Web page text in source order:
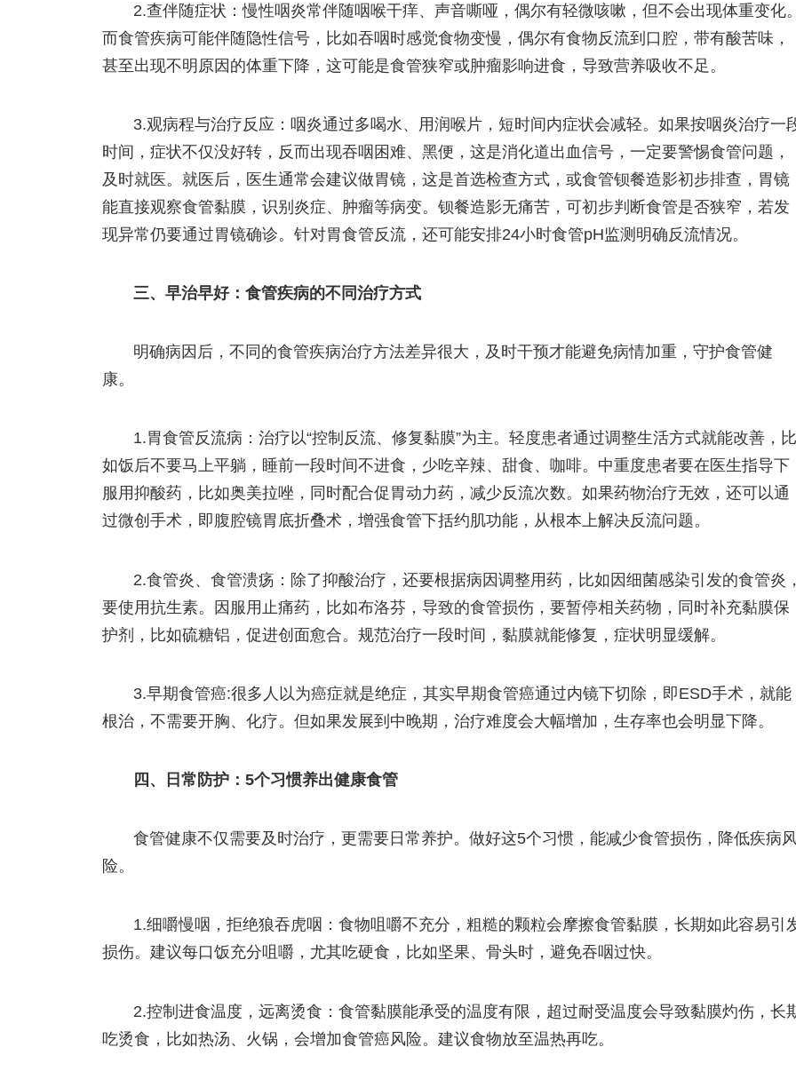
2.查伴随症状：慢性咽炎常伴随咽喉干痒、声音嘶哑，偶尔有轻微咳嗽，但不会出现体重变化
而食管疾病可能伴随隐性信号，比如吞咽时感觉食物变慢，偶尔有食物反流到口腔，带有酸苦味，
甚至出现不明原因的体重下降，这可能是食管狭窄或肿瘤影响进食，导致营养吸收不足。
3.观病程与治疗反应：咽炎通过多喝水、用润喉片，短时间内症状会减轻。如果按咽炎治疗一
时间，症状不仅没好转，反而出现吞咽困难、黑便，这是消化道出血信号，一定要警惕食管问题，
及时就医。就医后，医生通常会建议做胃镜，这是首选检查方式，或食管钡餐造影初步排查，胃镜
能直接观察食管黏膜，识别炎症、肿瘤等病变。钡餐造影无痛苦，可初步判断食管是否狭窄，若发
现异常仍要通过胃镜确诊。针对胃食管反流，还可能安排24小时食管pH监测明确反流情况。
三、早治早好：食管疾病的不同治疗方式
明确病因后，不同的食管疾病治疗方法差异很大，及时干预才能避免病情加重，守护食管健
康。
1.胃食管反流病：治疗以“控制反流、修复黏膜”为主。轻度患者通过调整生活方式就能改善，比
如饭后不要马上平躺，睡前一段时间不进食，少吃辛辣、甜食、咖啡。中重度患者要在医生指导下
服用抑酸药，比如奥美拉唑，同时配合促胃动力药，减少反流次数。如果药物治疗无效，还可以通
过微创手术，即腹腔镜胃底折叠术，增强食管下括约肌功能，从根本上解决反流问题。
2.食管炎、食管溃疡：除了抑酸治疗，还要根据病因调整用药，比如因细菌感染引发的食管炎
要使用抗生素。因服用止痛药，比如布洛芬，导致的食管损伤，要暂停相关药物，同时补充黏膜保
护剂，比如硫糖铝，促进创面愈合。规范治疗一段时间，黏膜就能修复，症状明显缓解。
3.早期食管癌:很多人以为癌症就是绝症，其实早期食管癌通过内镜下切除，即ESD手术，就能
根治，不需要开胸、化疗。但如果发展到中晚期，治疗难度会大幅增加，生存率也会明显下降。
四、日常防护：5个习惯养出健康食管
食管健康不仅需要及时治疗，更需要日常养护。做好这5个习惯，能减少食管损伤，降低疾病
险。
1.细嚼慢咽，拒绝狼吞虎咽：食物咀嚼不充分，粗糙的颗粒会摩擦食管黏膜，长期如此容易引
损伤。建议每口饭充分咀嚼，尤其吃硬食，比如坚果、骨头时，避免吞咽过快。
2.控制进食温度，远离烫食：食管黏膜能承受的温度有限，超过耐受温度会导致黏膜灼伤，长
吃烫食，比如热汤、火锅，会增加食管癌风险。建议食物放至温热再吃。